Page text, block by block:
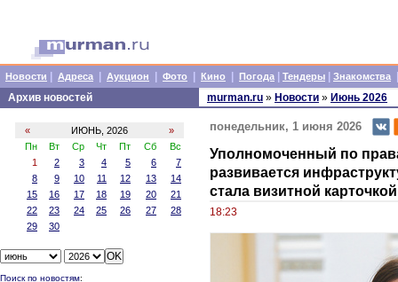
Новости Адреса Аукцион Фото Кино Погода Тендеры Знакомства
Архив новостей
« ИЮНЬ, 2026
»
Пн
Вт Ср Чт Пт Сб
Вс
1
2 3 4 5 6
7
8
9 10 11 12 13
14
15
16 17 18 19 20
21
22
23 24 25 26 27
28
29
30
Поиск по новостям:
murman.ru » Новости » Июнь 2026
понедельник, 1 июня 2026
Уполномоченный по
развивается
стала визитной
18:23